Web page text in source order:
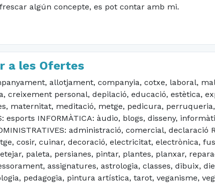
algún concepte, es pot contar amb mi.
a les Ofertes
allotjament, companyia, cotxe, laboral,
creixement personal, depilació, educació, estètica,
maternitat, meditació, metge, pedicura,
esports INFORMÀTICA: àudio, blogs, disseny,
administració, comercial,
cosir, cuinar, decoració, electricitat, electrònica,
paleta, persianes, pintar, plantes, planxar,
assignatures, astrologia, classes, dibuix,
pedagogia, pintura artística, tarot, veganisme,